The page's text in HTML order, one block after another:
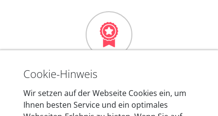
Mehr als 10 Jahre Erfahrung
In den Kfz-Diagnosegeräten von autoaid stecken
mehr als 10 Jahre Erfahrung, und auch in Zukunft
entwickeln wir unsere Produkte am Standort in
Cookie-Hinweis
Wir setzen auf der Webseite Cookies ein, um
Ihnen besten Service und ein optimales